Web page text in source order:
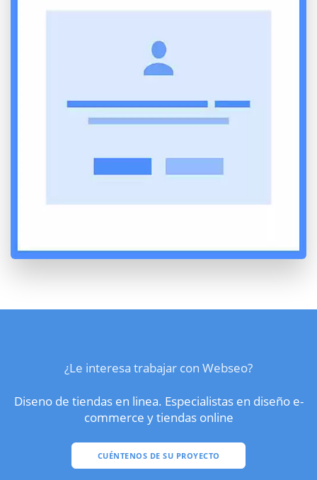
¿Le interesa trabajar con Webseo?
Diseno de tiendas en linea. Especialistas en diseño e-
commerce y tiendas online
CUÉNTENOS DE SU PROYECTO